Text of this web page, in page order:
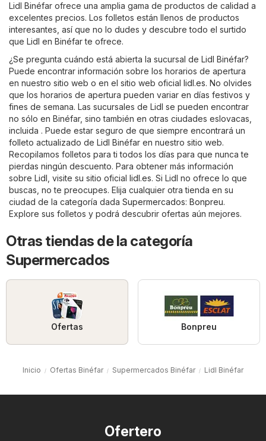
Lidl Binéfar ofrece una amplia gama de productos de calidad a
excelentes precios. Los folletos están llenos de productos
interesantes, así que no lo dudes y descubre todo el surtido
que Lidl en Binéfar te ofrece.
¿Se pregunta cuándo está abierta la sucursal de Lidl Binéfar?
Puede encontrar información sobre los horarios de apertura
en nuestro sitio web o en el sitio web oficial lidl.es. No olvides
que los horarios de apertura pueden variar en días festivos y
fines de semana. Las sucursales de Lidl se pueden encontrar
no sólo en Binéfar, sino también en otras ciudades eslovacas,
incluida . Puede estar seguro de que siempre encontrará un
folleto actualizado de Lidl Binéfar en nuestro sitio web.
Recopilamos folletos para ti todos los días para que nunca te
pierdas ningún descuento. Para obtener más información
sobre Lidl, visite su sitio oficial lidl.es. Si Lidl no ofrece lo que
buscas, no te preocupes. Elija cualquier otra tienda en su
ciudad de la categoría dada Supermercados: Bonpreu.
Explore sus folletos y podrá descubrir ofertas aún mejores.
Otras tiendas de la categoría
Supermercados
Ofertas Bonpreu
Inicio Ofertas Binéfar Supermercados Binéfar Lidl Binéfar
Ofertero